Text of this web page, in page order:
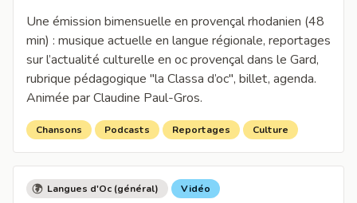
Une émission bimensuelle en provençal rhodanien (48
min) : musique actuelle en langue régionale, reportages
sur l’actualité culturelle en oc provençal dans le Gard,
rubrique pédagogique "la Classa d’oc", billet, agenda.
Animée par Claudine Paul-Gros.
Chansons Podcasts Reportages Culture
Langues d'Oc (général) Vidéo